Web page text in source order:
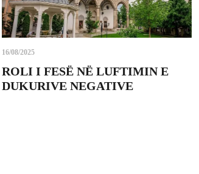
16/08/2025
ROLI I FESË NË LUFTIMIN E
DUKURIVE NEGATIVE